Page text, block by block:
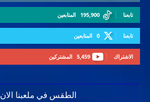
195,900 المتابعين تابعنا
0 المتابعين تابعنا
5,459 المشتركين الاشتراك
الطقس في ملعبنا الان